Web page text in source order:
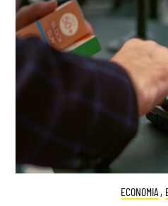
ECONOMIA ,